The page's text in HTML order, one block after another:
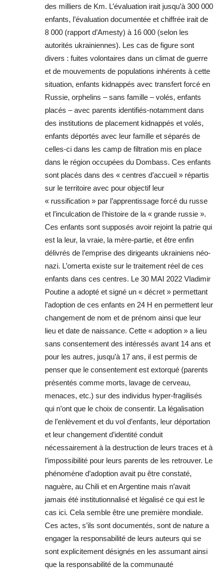
des milliers de Km. L’évaluation irait jusqu’à 300 000
enfants, l’évaluation documentée et chiffrée irait de
8 000 (rapport d’Amesty) à 16 000 (selon les
autorités ukrainiennes). Les cas de figure sont
divers : fuites volontaires dans un climat de guerre
et de mouvements de populations inhérents à cette
situation, enfants kidnappés avec transfert forcé en
Russie, orphelins – sans famille – volés, enfants
placés – avec parents identifiés-notamment dans
des institutions de placement kidnappés et volés,
enfants déportés avec leur famille et séparés de
celles-ci dans les camp de filtration mis en place
dans le région occupées du Dombass. Ces enfants
sont placés dans des « centres d’accueil » répartis
sur le territoire avec pour objectif leur
« russification » par l’apprentissage forcé du russe
et l’inculcation de l’histoire de la « grande russie ».
Ces enfants sont supposés avoir rejoint la patrie qui
est la leur, la vraie, la mère-partie, et être enfin
délivrés de l’emprise des dirigeants ukrainiens néo-
nazi. L’omerta existe sur le traitement réel de ces
enfants dans ces centres. Le 30 MAI 2022 Vladimir
Poutine a adopté et signé un « décret » permettant
l’adoption de ces enfants en 24 H en permettent leur
changement de nom et de prénom ainsi que leur
lieu et date de naissance. Cette « adoption » a lieu
sans consentement des intéressés avant 14 ans et
pour les autres, jusqu’à 17 ans, il est permis de
penser que le consentement est extorqué (parents
présentés comme morts, lavage de cerveau,
menaces, etc.) sur des individus hyper-fragilisés
qui n’ont que le choix de consentir. La légalisation
de l’enlèvement et du vol d’enfants, leur déportation
et leur changement d’identité conduit
nécessairement à la destruction de leurs traces et à
l’impossibilité pour leurs parents de les retrouver. Le
phénomène d’adoption avait pu être constaté,
naguère, au Chili et en Argentine mais n’avait
jamais été institutionnalisé et légalisé ce qui est le
cas ici. Cela semble être une première mondiale.
Ces actes, s’ils sont documentés, sont de nature a
engager la responsabilité de leurs auteurs qui se
sont explicitement désignés en les assumant ainsi
que la responsabilité de la communauté